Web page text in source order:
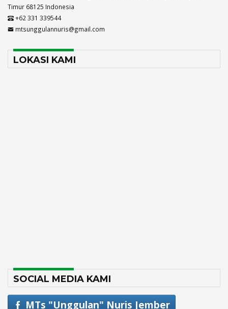
Timur 68125 Indonesia
+62 331 339544
mtsunggulannuris@gmail.com
LOKASI KAMI
SOCIAL MEDIA KAMI
MTs "Unggulan" Nuris Jember